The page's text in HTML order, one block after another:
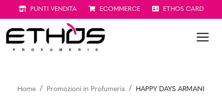
PUNTI VENDITA ECOMMERCE ETHOS CARD
Home Promozioni in Profumeria HAPPY DAYS ARMANI